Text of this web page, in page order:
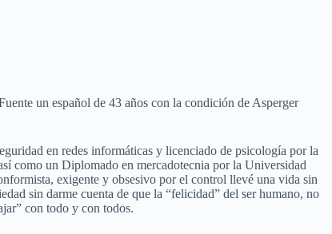
un español de 43 años con la condición de Asperger
en redes informáticas y licenciado de psicología por la
como un Diplomado en mercadotecnia por la Universidad
exigente y obsesivo por el control llevé una vida sin
sin darme cuenta de que la “felicidad” del ser humano, no
con todo y con todos.